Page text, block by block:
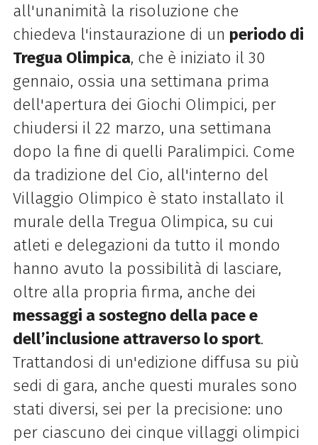
all'unanimità la risoluzione che
chiedeva l'instaurazione di un periodo di
Tregua Olimpica, che è iniziato il 30
gennaio, ossia una settimana prima
dell'apertura dei Giochi Olimpici, per
chiudersi il 22 marzo, una settimana
dopo la fine di quelli Paralimpici. Come
da tradizione del Cio, all'interno del
Villaggio Olimpico è stato installato il
murale della Tregua Olimpica, su cui
atleti e delegazioni da tutto il mondo
hanno avuto la possibilità di lasciare,
oltre alla propria firma, anche dei
messaggi a sostegno della pace e
dell’inclusione attraverso lo sport.
Trattandosi di un'edizione diffusa su più
sedi di gara, anche questi murales sono
stati diversi, sei per la precisione: uno
per ciascuno dei cinque villaggi olimpici